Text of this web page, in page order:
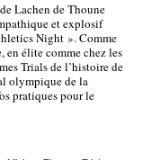
Lachen de Thoune
et explosif
Night ». Comme
en élite comme chez les
Trials de l’histoire de
olympique de la
pratiques pour le